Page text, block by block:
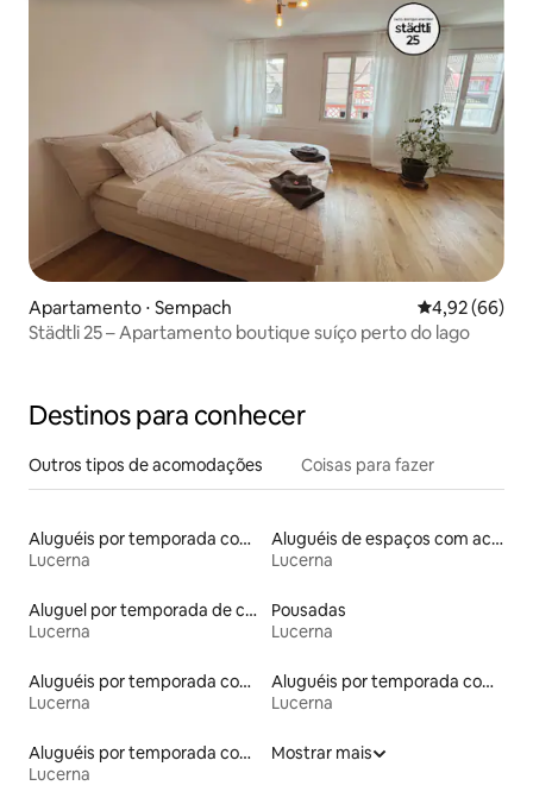
Apartamento ⋅ Sempach 4,92 de uma
4,92 (66)
Städtli 25 – Apartamento boutique suíço perto do lago
Destinos para conhecer
Outros tipos de acomodações Coisas para fazer
Aluguéis por temporada com acesso à praia
Lucerna
Aluguéis de espaços com acesso direto a pistas de esqui
Lucerna
Aluguel por temporada de casas de hóspedes
Lucerna
Pousadas
Lucerna
Aluguéis por temporada com café da manhã
Lucerna
Aluguéis por temporada com sauna
Lucerna
Aluguéis por temporada com acesso ao lago
Lucerna
Mostrar mais